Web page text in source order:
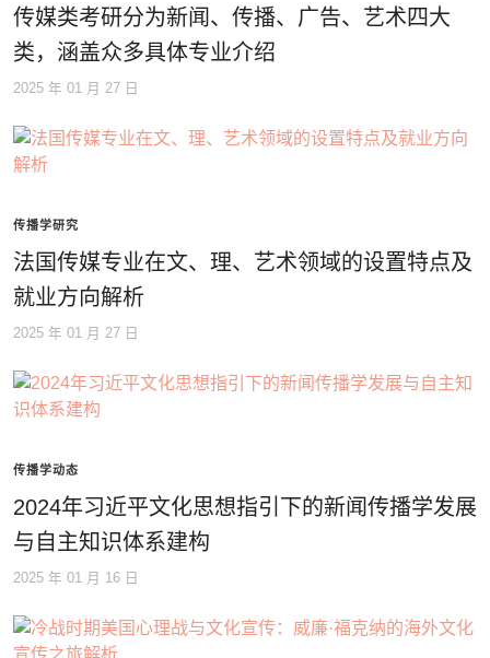
传媒类考研分为新闻、传播、广告、艺术四大
类，涵盖众多具体专业介绍
2025 年 01 月 27 日
传播学研究
法国传媒专业在文、理、艺术领域的设置特点及
就业方向解析
2025 年 01 月 27 日
传播学动态
2024年习近平文化思想指引下的新闻传播学发展
与自主知识体系建构
2025 年 01 月 16 日